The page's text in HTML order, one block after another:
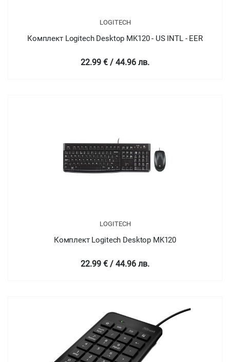
LOGITECH
Комплект Logitech Desktop MK120 - US INTL - EER
22.99 € / 44.96 лв.
LOGITECH
Комплект Logitech Desktop MK120
22.99 € / 44.96 лв.